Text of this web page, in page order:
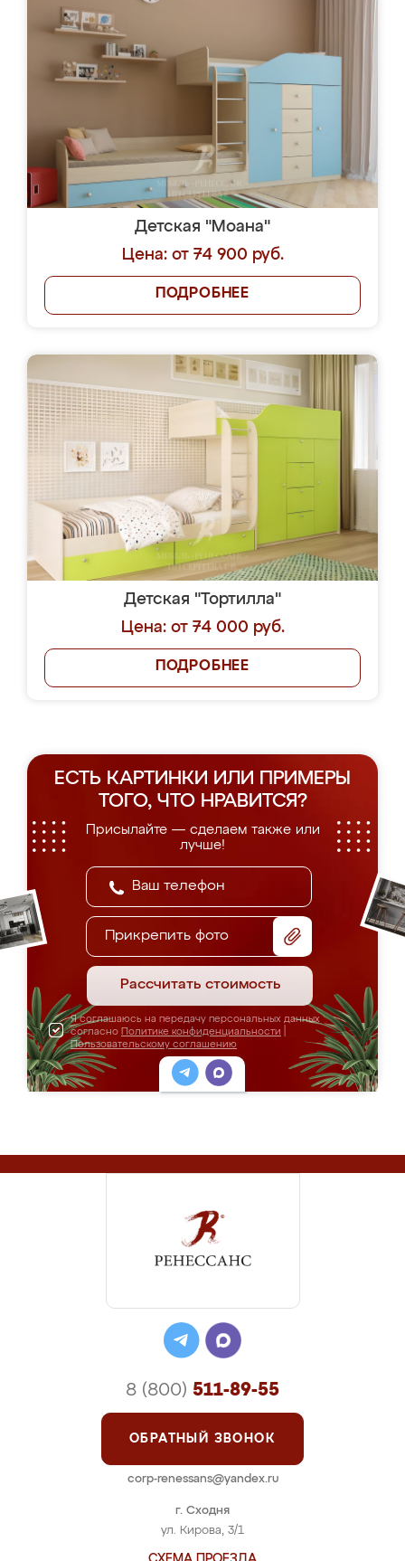
Детская "Моана"
Цена: от 74 900 руб.
ПОДРОБНЕЕ
Детская "Тортилла"
Цена: от 74 000 руб.
ПОДРОБНЕЕ
ЕСТЬ КАРТИНКИ ИЛИ ПРИМЕРЫ
ТОГО, ЧТО НРАВИТСЯ?
Присылайте — сделаем также или
лучше!
Прикрепить фото
Рассчитать стоимость
Я соглашаюсь на передачу персональных данных
согласно Политике конфиденциальности
Пользовательскому соглашению
г. Сходня
ул. Кирова, 3/1
8 (800) 511-89-55
ОБРАТНЫЙ ЗВОНОК
corp-renessans@yandex.ru